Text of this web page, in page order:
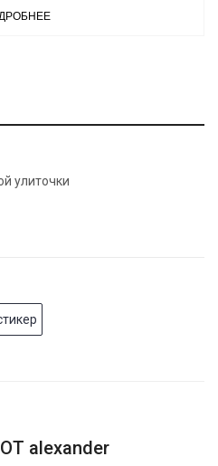
улиточки
alexander